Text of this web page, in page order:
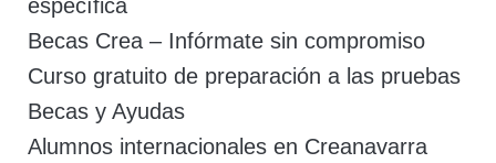
específica
Becas Crea – Infórmate sin compromiso
Curso gratuito de preparación a las pruebas
Becas y Ayudas
Alumnos internacionales en Creanavarra